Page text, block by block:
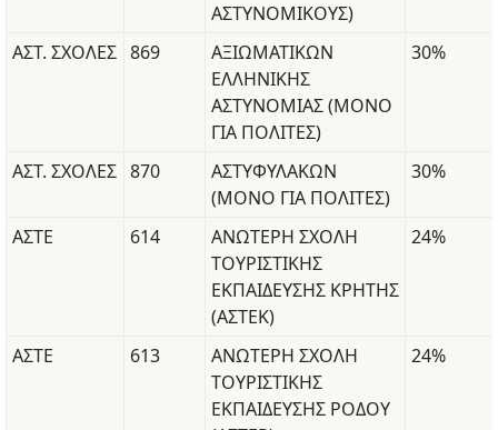
ΑΣΤΥΝΟΜΙΚΟΥΣ)
ΑΣΤ. ΣΧΟΛΕΣ 869
ΑΞΙΩΜΑΤΙΚΩΝ
ΕΛΛΗΝΙΚΗΣ
ΑΣΤΥΝΟΜΙΑΣ (ΜΟΝΟ
ΓΙΑ ΠΟΛΙΤΕΣ)
30%
ΑΣΤ. ΣΧΟΛΕΣ 870
ΑΣΤΥΦΥΛΑΚΩΝ
(ΜΟΝΟ ΓΙΑ ΠΟΛΙΤΕΣ)
30%
ΑΣΤΕ 614
ΑΝΩΤΕΡΗ ΣΧΟΛΗ
ΤΟΥΡΙΣΤΙΚΗΣ
ΕΚΠΑΙΔΕΥΣΗΣ ΚΡΗΤΗΣ
(ΑΣΤΕΚ)
24%
ΑΣΤΕ 613
ΑΝΩΤΕΡΗ ΣΧΟΛΗ
ΤΟΥΡΙΣΤΙΚΗΣ
ΕΚΠΑΙΔΕΥΣΗΣ ΡΟΔΟΥ
24%